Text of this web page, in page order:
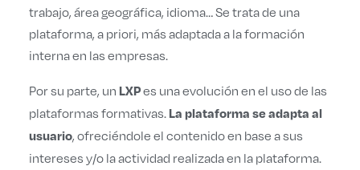
trabajo, área geográfica, idioma… Se trata de una
plataforma, a priori, más adaptada a la formación
interna en las empresas.
Por su parte, un LXPes una evolución en el uso de las
plataformas formativas. La plataforma se adapta al
usuario, ofreciéndole el contenido en base a sus
intereses y/o la actividad realizada en la plataforma.